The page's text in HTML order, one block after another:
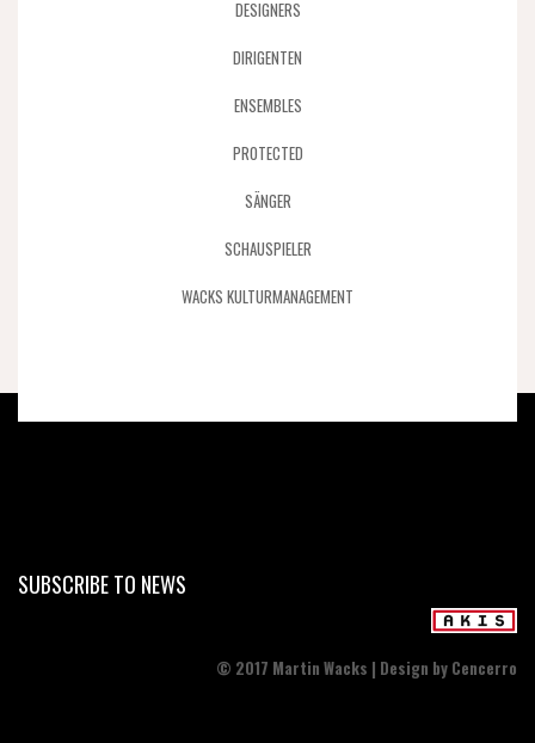
DESIGNERS
DIRIGENTEN
ENSEMBLES
PROTECTED
SÄNGER
SCHAUSPIELER
WACKS KULTURMANAGEMENT
SUBSCRIBE TO NEWS
© 2017 Martin Wacks | Design by Cencerro